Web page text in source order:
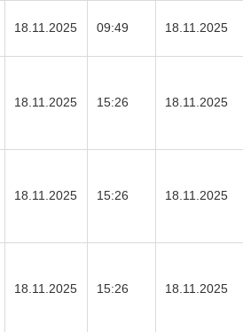
18.11.2025 09:49 18.11.2025
18.11.2025 15:26 18.11.2025
18.11.2025 15:26 18.11.2025
18.11.2025 15:26 18.11.2025